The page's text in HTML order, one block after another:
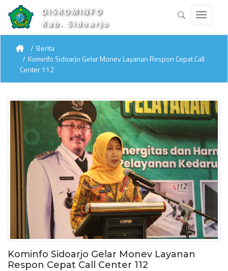
DISKOMINFO
Kab. Sidoarjo
Berita
Kominfo Sidoarjo Gelar Monev Layanan Respon Cepat Call
Center 112
Kominfo Sidoarjo Gelar Monev Layanan
Respon Cepat Call Center 112